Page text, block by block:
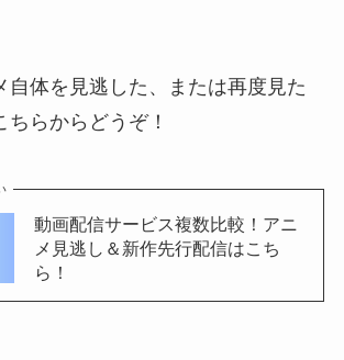
自体を見逃した、または再度見た
らからどうぞ！
動画配信サービス複数比較！アニ
メ見逃し＆新作先行配信はこち
ら！